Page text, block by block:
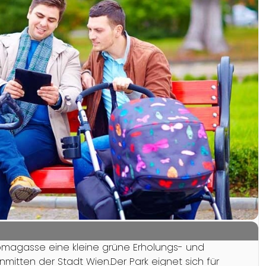
eine kleine grüne Erholungs- und
der Stadt Wien.Der Park eignet sich für